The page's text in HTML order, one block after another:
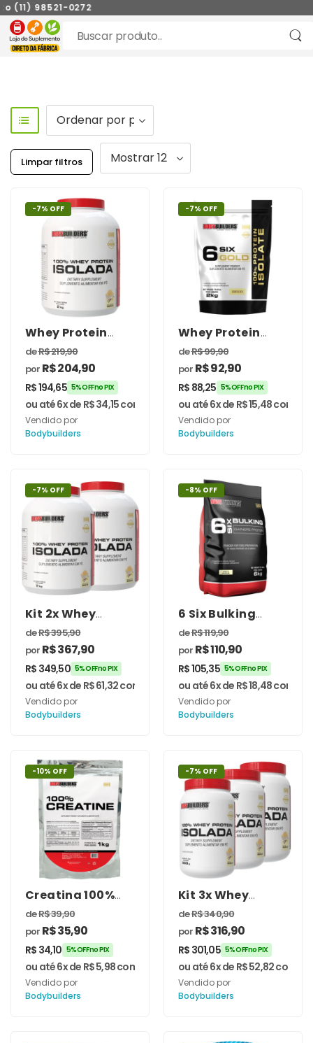
98521-0272
Limpar filtros
-7% OFF
Whey Protein
100% Isolada 2kg
– Bodybuilders
deR$219,90
por R$204,90
R$194,65 5% OFF no PIX
ou até 6x de R$34,15com juros
Vendido por
Bodybuilders
-7% OFF
Whey Protein
Isolado 6 Six Gold
2kg –
Bodybuilders
deR$99,90
por R$92,90
R$ 88,25 5% OFF no PIX
ou até 6x de R$15,48com
Vendido por
Bodybuilders
-7% OFF
Kit 2x Whey
Protein 100%
Isolada 2kg –
Bodybuilders
deR$395,90
por R$367,90
R$ 349,50 5% OFF no PIX
ou até 6x de R$61,32com juros
Vendido por
Bodybuilders
-8% OFF
6 Six Bulking
Gainers Protein
6kg –
Bodybuilders
deR$119,90
por R$110,90
R$105,35 5% OFF no PIX
ou até 6x de R$18,48com
Vendido por
Bodybuilders
-10% OFF
Creatina 100%
Pura –
Bodybuilders
deR$39,90
por R$35,90
R$ 34,10 5% OFF no PIX
ou até 6x de R$5,98com juros
Vendido por
Bodybuilders
-7% OFF
Kit 3x Whey
Protein 100%
Isolada 900g –
Bodybuilders
deR$340,90
por R$316,90
R$ 301,05 5% OFF no PIX
ou até 6x de R$52,82com
Vendido por
Bodybuilders